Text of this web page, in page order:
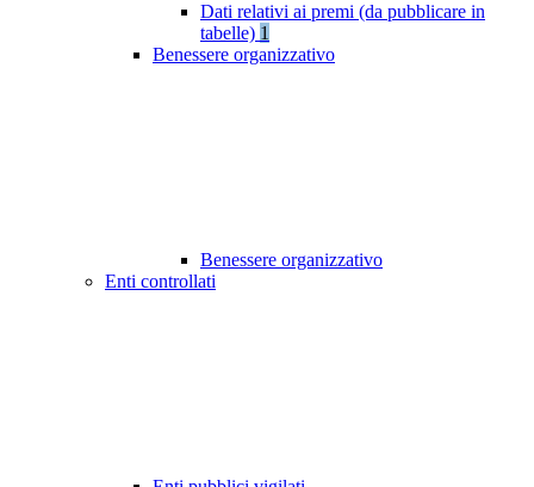
Dati relativi ai premi (da pubblicare in
tabelle) 1
Benessere organizzativo
Benessere organizzativo
Enti controllati